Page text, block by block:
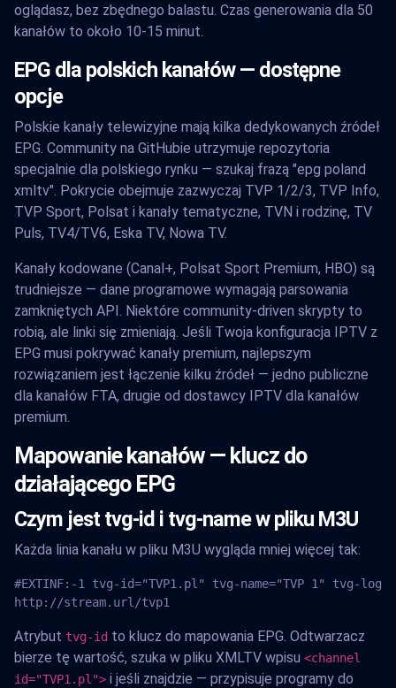
oglądasz, bez zbędnego balastu. Czas generowania dla 50
kanałów to około 10-15 minut.
EPG dla polskich kanałów — dostępne
opcje
Polskie kanały telewizyjne mają kilka dedykowanych źródeł
EPG. Community na GitHubie utrzymuje repozytoria
specjalnie dla polskiego rynku — szukaj frazą "epg poland
xmltv". Pokrycie obejmuje zazwyczaj TVP 1/2/3, TVP Info,
TVP Sport, Polsat i kanały tematyczne, TVN i rodzinę, TV
Puls, TV4/TV6, Eska TV, Nowa TV.
Kanały kodowane (Canal+, Polsat Sport Premium, HBO) są
trudniejsze — dane programowe wymagają parsowania
zamkniętych API. Niektóre community-driven skrypty to
robią, ale linki się zmieniają. Jeśli Twoja konfiguracja IPTV z
EPG musi pokrywać kanały premium, najlepszym
rozwiązaniem jest łączenie kilku źródeł — jedno publiczne
dla kanałów FTA, drugie od dostawcy IPTV dla kanałów
premium.
Mapowanie kanałów — klucz do
działającego EPG
Czym jest tvg-id i tvg-name w pliku M3U
Każda linia kanału w pliku M3U wygląda mniej więcej tak:
#EXTINF:-1 tvg-id="TVP1.pl" tvg-name="TVP 1" tvg-
http://stream.url/tvp1
Atrybut tvg-id to klucz do mapowania EPG. Odtwarzacz
bierze tę wartość, szuka w pliku XMLTV wpisu <channel
id="TVP1.pl"> i jeśli znajdzie — przypisuje programy do